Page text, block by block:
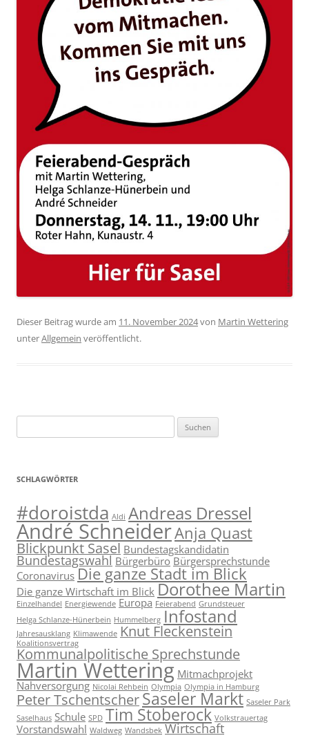
Dieser Beitrag wurde am 11. November 2024von Martin Wettering
unterAllgemein veröffentlicht.
nach:
SCHLAGWÖRTER
#doroistda Aldi Andreas Dressel
André SchneiderAnja Quast
Blickpunkt Sasel Bundestagskandidatin
Bundestagswahl Bürgerbüro Bürgersprechstunde
Coronavirus Die ganze Stadt im Blick
Die ganze Wirtschaft im Blick Dorothee Martin
Einzelhandel Energiewende Europa Feierabend Grundsteuer
Helga Schlanze-Hünerbein Hummelberg Infostand
Jahresausklang Klimawende Knut Fleckenstein
Koalitionsvertrag
Kommunalpolitische Sprechstunde
Martin Wettering Mitmachprojekt
Nahversorgung Nicolai Rehbein Olympia Olympia in Hamburg
Peter TschentscherSaseler Markt Saseler Park
Saselhaus Schule SPD Tim Stoberock Volkstrauertag
Vorstandswahl Waldweg Wandsbek Wirtschaft